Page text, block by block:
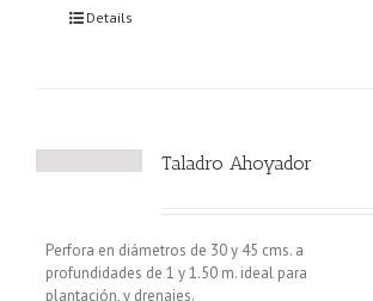
Details
Taladro Ahoyador
Perfora en diámetros de 30 y 45 cms. a
profundidades de 1 y 1.50 m. ideal para
plantación, y drenajes.